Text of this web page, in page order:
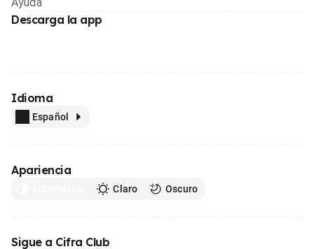
Descarga la app
Idioma
Español
Apariencia
Claro Oscuro
Sigue a Cifra Club